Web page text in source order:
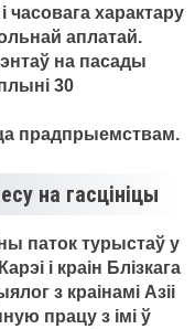
часовага характару
аплатай.
на пасады
30
прадпрыемствам.
на гасцініцы
паток турыстаў у
і краін Блізкага
з краінамі Азіі
працу з імі ў